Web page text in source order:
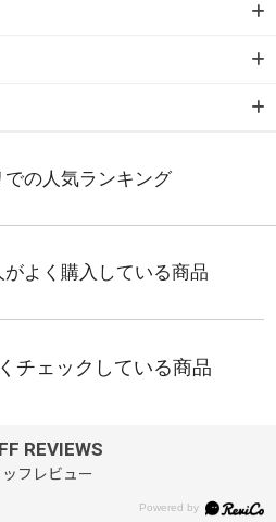
REVIEWS
ッフレビュー